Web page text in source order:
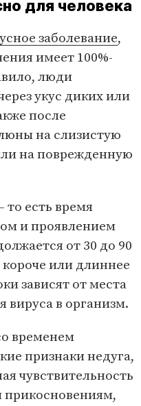
для человека
заболевание,
имеет 100%-
люди
укус диких или
после
на слизистую
на поврежденную
есть время
и проявлением
от 30 до 90
или длиннее
зависят от места
вируса в организм.
временем
признаки недуга,
чувствительность
прикосновениям,